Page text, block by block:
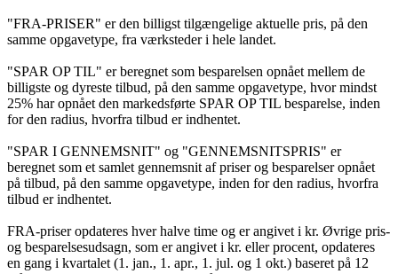
"FRA-PRISER" er den billigst tilgængelige aktuelle pris, på den
samme opgavetype, fra værksteder i hele landet.
"SPAR OP TIL" er beregnet som besparelsen opnået mellem de
billigste og dyreste tilbud, på den samme opgavetype, hvor mindst
25% har opnået den markedsførte SPAR OP TIL besparelse, inden
for den radius, hvorfra tilbud er indhentet.
"SPAR I GENNEMSNIT" og "GENNEMSNITSPRIS" er
beregnet som et samlet gennemsnit af priser og besparelser opnået
på tilbud, på den samme opgavetype, inden for den radius, hvorfra
tilbud er indhentet.
FRA-priser opdateres hver halve time og er angivet i kr. Øvrige pris-
og besparelsesudsagn, som er angivet i kr. eller procent, opdateres
en gang i kvartalet (1. jan., 1. apr., 1. jul. og 1 okt.) baseret på 12